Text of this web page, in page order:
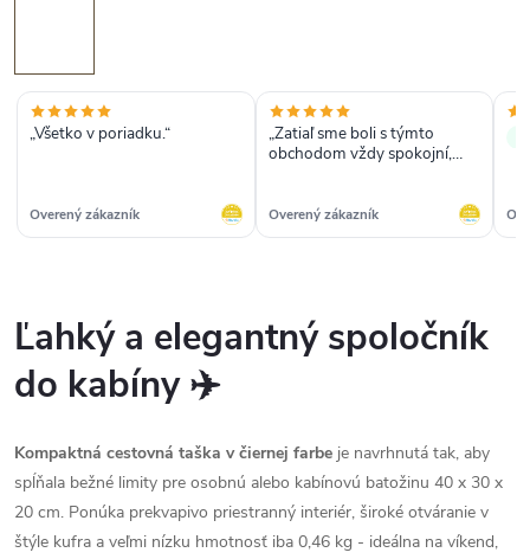
„Všetko v poriadku.“
Overený zákazník
„Zatiaľ sme boli s týmto
obchodom vždy spokojní,
Overený zákazník
Ľahký a elegantný spoločník
do kabíny ✈️
Kompaktná cestovná taška v čiernej farbe je navrhnutá tak, aby
spĺňala bežné limity pre osobnú alebo kabínovú batožinu 40 x 30 x
20 cm. Ponúka prekvapivo priestranný interiér, široké otváranie v
štýle kufra a veľmi nízku hmotnosť iba 0,46 kg - ideálna na víkend,